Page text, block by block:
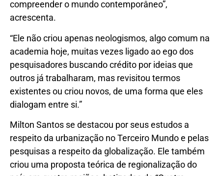
compreender o mundo contemporâneo”,
acrescenta.
“Ele não criou apenas neologismos, algo comum na
academia hoje, muitas vezes ligado ao ego dos
pesquisadores buscando crédito por ideias que
outros já trabalharam, mas revisitou termos
existentes ou criou novos, de uma forma que eles
dialogam entre si.”
Milton Santos se destacou por seus estudos a
respeito da urbanização no Terceiro Mundo e pelas
pesquisas a respeito da globalização. Ele também
criou uma proposta teórica de regionalização do